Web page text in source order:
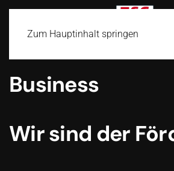
Zum Hauptinhalt springen
Business
Wir sind der